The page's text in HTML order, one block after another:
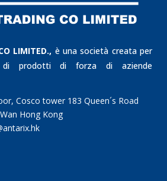
LIMITED., è una società creata per
di prodotti di forza di aziende
Cosco tower 183 Queen´s Road
Hong Kong